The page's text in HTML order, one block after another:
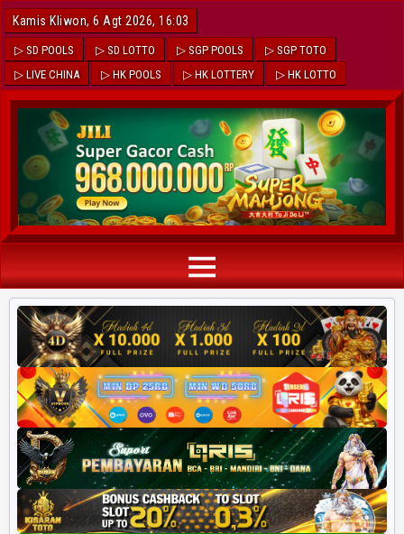
Kamis Kliwon, 6 Agt 2026, 16:03
▷ SD POOLS ▷ SD LOTTO ▷ SGP POOLS
▷ SGP TOTO
▷ LIVE CHINA
▷ HK POOLS ▷ HK LOTTERY ▷ HK LOTTO